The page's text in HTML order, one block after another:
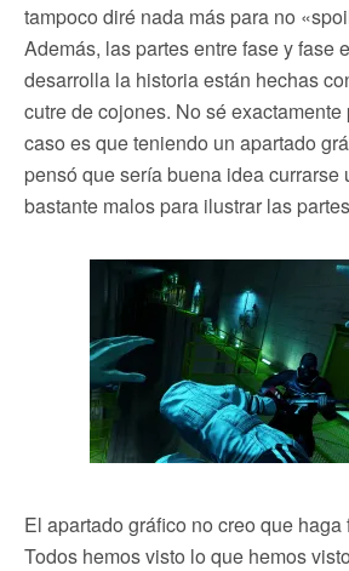
tampoco diré nada más para no
Además, las partes entre fase y fase
desarrolla la historia están hechas
cutre de cojones. No sé exactamente
caso es que teniendo un apartado
pensó que sería buena idea currarse
bastante malos para ilustrar las
El apartado gráfico no creo que haga
Todos hemos visto lo que hemos